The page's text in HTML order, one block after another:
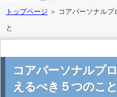
トップページ ＞ コアパーソナルプ
と
コアパーソナルプ
えるべき５つのこと